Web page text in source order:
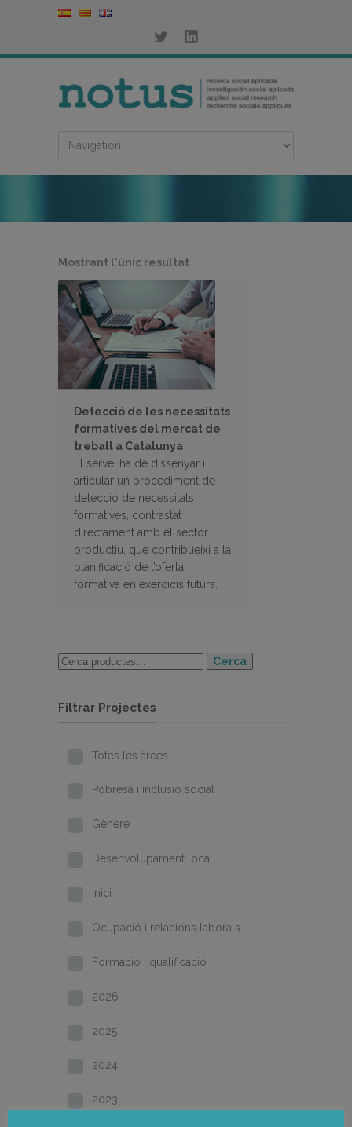
Mostrant l'únic resultat
Detecció de les necessitats
formatives del mercat de
treball a Catalunya
El servei ha de dissenyar i
articular un procediment de
detecció de necessitats
formatives, contrastat
directament amb el sector
productiu, que contribueixi a la
planificació de l’oferta
formativa en exercicis futurs.
Cerca
Filtrar Projectes
Totes les àrees
Pobresa i inclusió social
Gènere
Desenvolupament local
Inici
Ocupació i relacions laborals
Formació i qualificació
2026
2025
2024
2023